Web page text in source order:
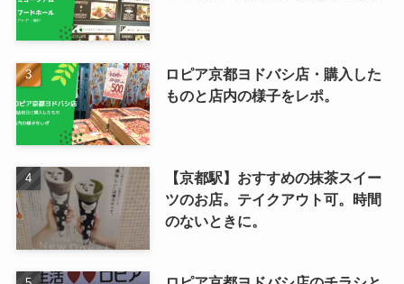
ロピア京都ヨドバシ店・購入した
ものと店内の様子をレポ。
【京都駅】おすすめの抹茶スイー
ツのお店。テイクアウト可。時間
のないときに。